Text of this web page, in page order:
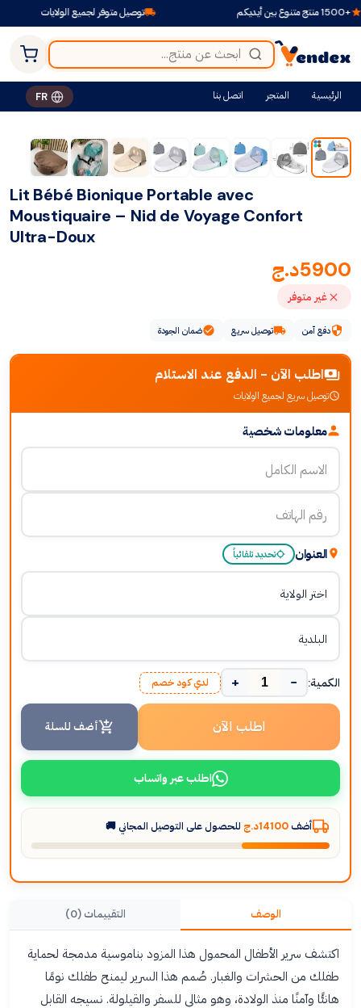
توصيل متوفر لجميع الولايات
الرئيسية المتجر اتصل بنا FR
Lit Bébé Bionique Portable avec
Moustiquaire – Nid de Voyage Confort
Ultra-Doux
5900د.ج
غير متوفر
دفع آمن توصيل سريع ضمان الجودة
اطلب الآن - الدفع عند الاستلام
توصيل سريع لجميع الولايات
معلومات شخصية
العنوان تحديد تلقائياً
الكمية: −
+ لدي كود خصم
اطلب الآن أضف للسلة
اطلب عبر واتساب
أضف 14100د.ج للحصول على التوصيل المجاني 🚚
الوصف التقييمات (0)
اكتشف سرير الأطفال المحمول هذا المزود بناموسية مدمجة لحماية
طفلك من الحشرات والغبار. صُمم هذا السرير ليمنح طفلك نومًا
هانئًا وآمنًا منذ الولادة، وهو مثالي للسفر والقيلولة. نسيجه القابل